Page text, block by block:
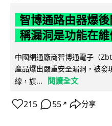
智博通路由器爆
稱漏洞是功能在維
中國網通廠商智博通電子（
產品爆出嚴重安全漏洞，被
線，旗...
閱讀全文
215 55 ↗ 分享